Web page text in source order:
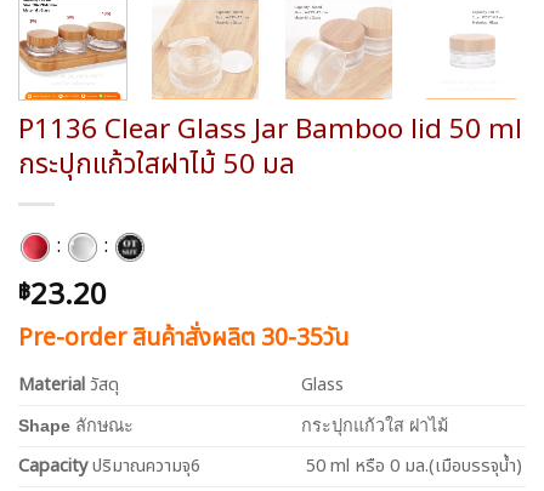
P1136 Clear Glass Jar Bamboo lid 50 ml
กระปุกแก้วใสฝาไม้ 50 มล
: :
฿23.20
Pre-order สินค้าสั่งผลิต 30-35วัน
Material วัสดุ Glass
Shape ลักษณะ กระปุกแก้วใส ฝาไม้
Capacityปริมาณความจุ6
50 ml หรือ 0 มล.(เมือบรรจุน้ำ)